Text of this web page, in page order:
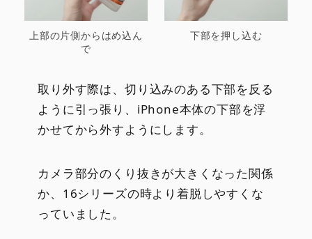
上部の片側からはめ込ん
で
下部を押し込む
取り外す際は、切り込みのある下部を反る
ように引っ張り、iPhone本体の下部を浮
かせてから外すようにします。
カメラ部分のくり抜きが大きくなった関係
か、16シリーズの時より着脱しやすくな
っていました。